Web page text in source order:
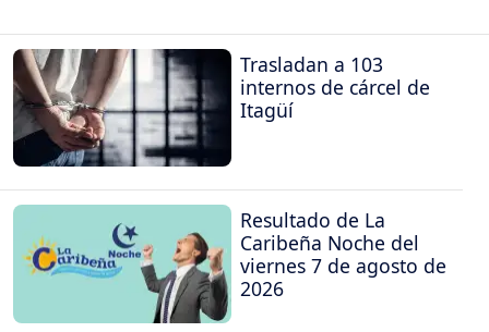
Trasladan a 103
internos de cárcel de
Itagüí
Resultado de La
Caribeña Noche del
viernes 7 de agosto de
2026